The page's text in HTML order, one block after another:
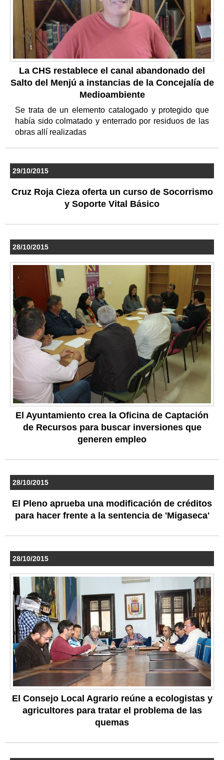
La CHS restablece el canal abandonado del
Salto del Menjú a instancias de la Concejalía de
Medioambiente
Se trata de un elemento catalogado y protegido que
había sido colmatado y enterrado por residuos de las
obras allí realizadas
29/10/2015
Cruz Roja Cieza oferta un curso de Socorrismo
y Soporte Vital Básico
28/10/2015
El Ayuntamiento crea la Oficina de Captación
de Recursos para buscar inversiones que
generen empleo
28/10/2015
El Pleno aprueba una modificación de créditos
para hacer frente a la sentencia de 'Migaseca'
28/10/2015
El Consejo Local Agrario reúne a ecologistas y
agricultores para tratar el problema de las
quemas